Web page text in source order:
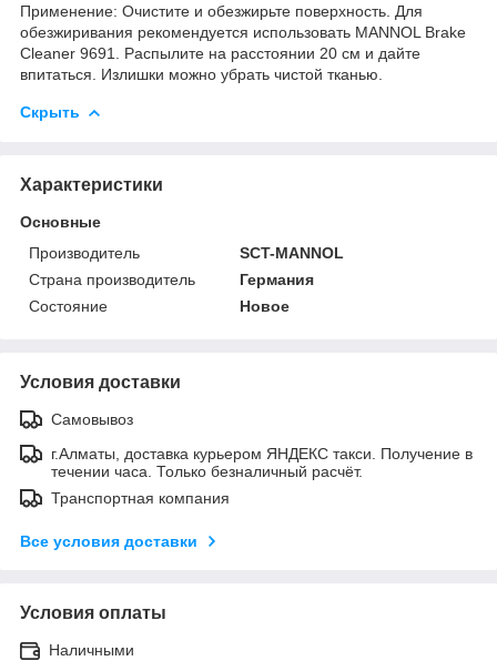
Применение: Очистите и обезжирьте поверхность. Для
обезжиривания рекомендуется использовать MANNOL Brake
Cleaner 9691. Распылите на расстоянии 20 см и дайте
впитаться. Излишки можно убрать чистой тканью.
Скрыть
Характеристики
Основные
Производитель
SCT-MANNOL
Страна производитель
Германия
Состояние
Новое
Условия доставки
Самовывоз
г.Алматы, доставка курьером ЯНДЕКС такси. Получение в
течении часа. Только безналичный расчёт.
Транспортная компания
Все условия доставки
Условия оплаты
Наличными